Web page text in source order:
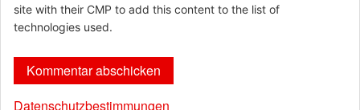
site with their CMP to add this content to the list of
technologies used.
Datenschutzbestimmungen